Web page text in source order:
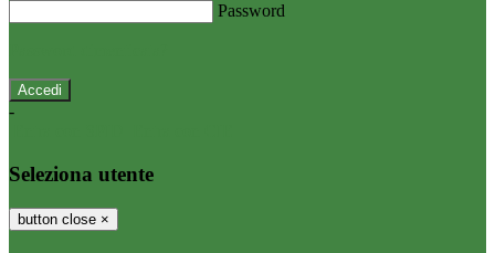
Password
-
Seleziona utente
button close ×